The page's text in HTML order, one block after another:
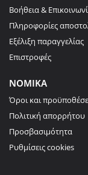
Βοήθεια &
Πληροφορίες
Εξέλιξη παραγγελίας
Επιστροφές
ΝΟΜΙΚΑ
Όροι και
Πολιτική απορρήτου
Προσβασιμότητα
Ρυθμίσεις cookies